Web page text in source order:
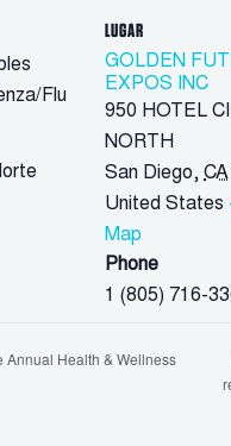
LUGAR
GOLDEN
EXPOS INC
950 HOTEL
NORTH
San Diego, CA
United States
Map
Phone
1 (805) 716-
Flu
Annual Health & Wellness